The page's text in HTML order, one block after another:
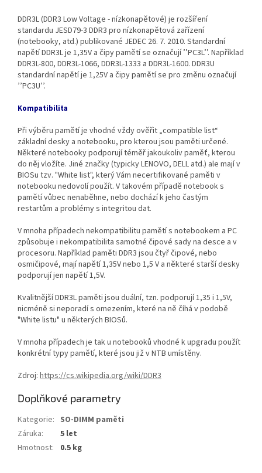
DDR3L (DDR3 Low Voltage - nízkonapětové) je rozšíření
standardu JESD79-3 DDR3 pro nízkonapětová zařízení
(notebooky, atd.) publikované JEDEC 26. 7. 2010. Standardní
napětí DDR3L je 1,35V a čipy pamětí se označují ’’PC3L’’. Například
DDR3L‐800, DDR3L‐1066, DDR3L‐1333 a DDR3L‐1600. DDR3U
standardní napětí je 1,25V a čipy pamětí se pro změnu označují
’’PC3U’’.
Kompatibilita
Při výběru pamětí je vhodné vždy ověřit „compatible list“
základní desky a notebooku, pro kterou jsou paměti určené.
Některé notebooky podporují téměř jakoukoliv paměť, kterou
do něj vložíte. Jiné značky (typicky LENOVO, DELL atd.) ale mají v
BIOSu tzv. "White list", který Vám necertifikované paměti v
notebooku nedovolí použít. V takovém případě notebook s
pamětí vůbec nenaběhne, nebo dochází k jeho častým
restartům a problémy s integritou dat.
V mnoha případech nekompatibilitu pamětí s notebookem a PC
způsobuje i nekompatibilita samotné čipové sady na desce a v
procesoru. Například paměti DDR3 jsou čtyř čipové, nebo
osmičipové, mají napětí 1,35V nebo 1,5 V a některé starší desky
podporují jen napětí 1,5V.
Kvalitnější DDR3L paměti jsou duální, tzn. podporují 1,35 i 1,5V,
nicméně si neporadí s omezením, které na ně číhá v podobě
"White listu" u některých BIOSů.
V mnoha případech je tak u notebooků vhodné k upgradu použít
konkrétní typy pamětí, které jsou již v NTB umístěny.
Zdroj: https://cs.wikipedia.org/wiki/DDR3
Doplňkové parametry
Kategorie: SO-DIMM paměti
Záruka:
5 let
Hmotnost: 0.5 kg